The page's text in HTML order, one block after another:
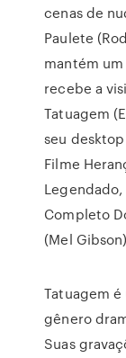
cenas de
Paulete
mantém
recebe a
Tatuagem
seu
Filme
Legendado,
Completo
(Mel
Tatuagem
gênero
Suas